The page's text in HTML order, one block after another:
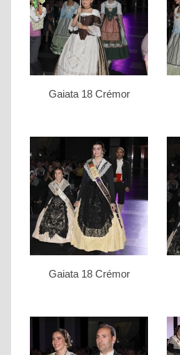
Gaiata 18 Crémor
Gaiata 18 Crémor